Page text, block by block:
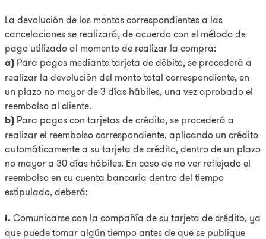
La devolución de los montos correspondientes a las
cancelaciones se realizará, de acuerdo con el método de
pago utilizado al momento de realizar la compra:
a) Para pagos mediante tarjeta de débito, se procederá a
realizar la devolución del monto total correspondiente, en
un plazo no mayor de 3 días hábiles, una vez aprobado el
reembolso al cliente.
b) Para pagos con tarjetas de crédito, se procederá a
realizar el reembolso correspondiente, aplicando un crédito
automáticamente a su tarjeta de crédito, dentro de un plazo
no mayor a 30 días hábiles. En caso de no ver reflejado el
reembolso en su cuenta bancaria dentro del tiempo
estipulado, deberá:
i. Comunicarse con la compañía de su tarjeta de crédito, ya
que puede tomar algún tiempo antes de que se publique